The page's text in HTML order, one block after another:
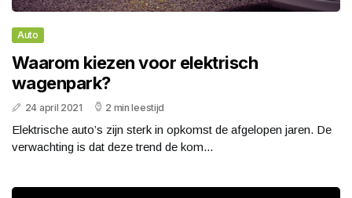
Auto
Waarom kiezen voor elektrisch
wagenpark?
24 april 2021 2 min leestijd
Elektrische auto’s zijn sterk in opkomst de afgelopen jaren. De
verwachting is dat deze trend de kom...